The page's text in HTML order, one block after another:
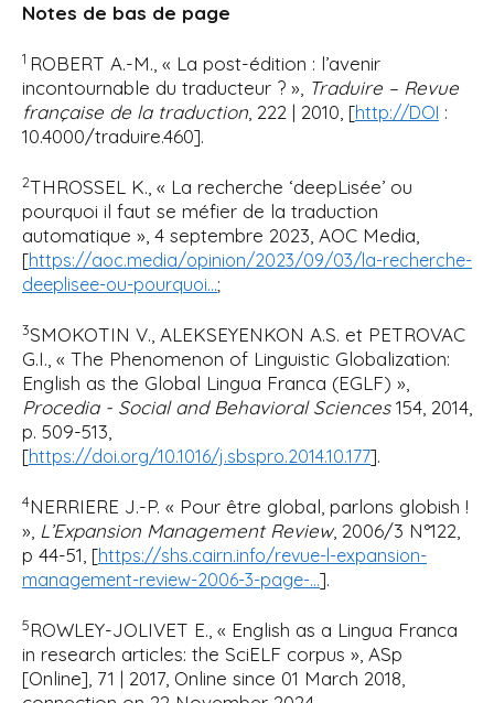
Notes de bas de page
1 ROBERT A.-M., « La post-édition : l’avenir
incontournable du traducteur ? », Traduire – Revue
française de la traduction, 222 | 2010, [http://DOI :
10.4000/traduire.460].
2THROSSEL K., « La recherche ‘deepLisée’ ou
pourquoi il faut se méfier de la traduction
automatique », 4 septembre 2023, AOC Media,
[https://aoc.media/opinion/2023/09/03/la-recherche-
deeplisee-ou-pourquoi…;
3SMOKOTIN V., ALEKSEYENKON A.S. et PETROVAC
G.I., « The Phenomenon of Linguistic Globalization:
English as the Global Lingua Franca (EGLF) »,
Procedia - Social and Behavioral Sciences154, 2014,
p. 509-513,
[https://doi.org/10.1016/j.sbspro.2014.10.177].
4NERRIERE J.-P. « Pour être global, parlons globish !
», L’Expansion Management Review, 2006/3 N°122,
p 44-51, [https://shs.cairn.info/revue-l-expansion-
management-review-2006-3-page-…].
5ROWLEY-JOLIVET E., « English as a Lingua Franca
in research articles: the SciELF corpus », ASp
[Online], 71 | 2017, Online since 01 March 2018,